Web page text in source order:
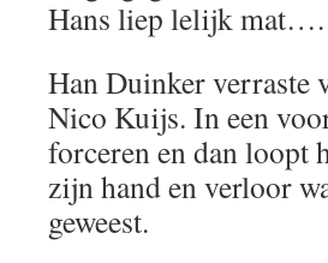
Hans liep lelijk mat….
Han Duinker verraste
Nico Kuijs. In een
forceren en dan loopt
zijn hand en verloor
geweest.